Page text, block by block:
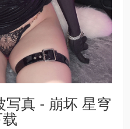
写真 - 崩坏 星穹